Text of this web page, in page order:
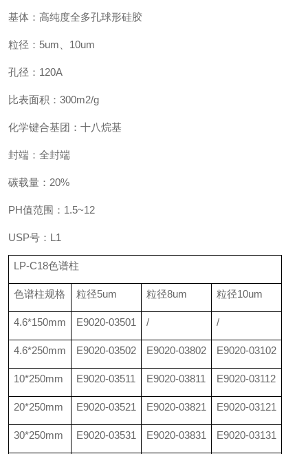
基体：高纯度全多孔球形硅胶
粒径：5um、10um
孔径：120A
比表面积：300m2/g
化学键合基团：十八烷基
封端：全封端
碳载量：20%
PH值范围：1.5~12
USP号：L1
LP-C18色谱柱
色谱柱规格 粒径5um 粒径8um 粒径10um
4.6*150mm E9020-03501 / /
4.6*250mm E9020-03502 E9020-03802 E9020-03102
10*250mm E9020-03511 E9020-03811 E9020-03112
20*250mm E9020-03521 E9020-03821 E9020-03121
30*250mm E9020-03531 E9020-03831 E9020-03131